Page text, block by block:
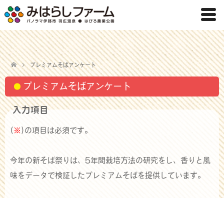
プレミアムそばアンケート
プレミアムそばアンケート
入力項目
( ※ )の項目は必須です。
今年の新そば祭りは、5年間栽培方法の研究をし、香りと風
味をデータで検証したプレミアムそばを提供しています。